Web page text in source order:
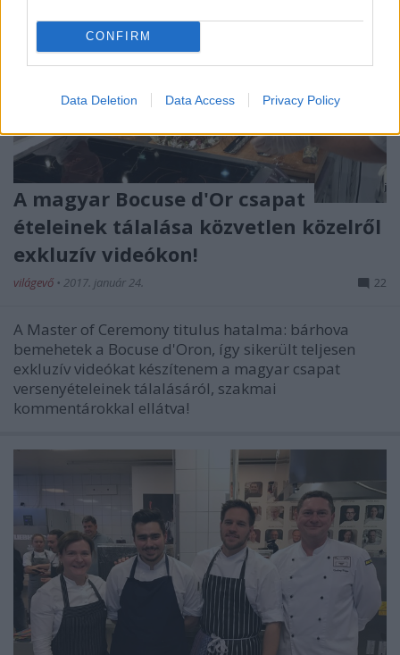
CONFIRM
Data Deletion Data Access Privacy Policy
A magyar Bocuse d'Or csapat
ételeinek tálalása közvetlen közelről
exkluzív videókon!
világevő • 2017. január 24. 22
A Master of Ceremony titulus hatalma: bárhova
bemehetek a Bocuse d'Oron, így sikerült teljesen
exkluzív videókat készítenem a magyar csapat
versenyételeinek tálalásáról, szakmai
kommentárokkal ellátva!